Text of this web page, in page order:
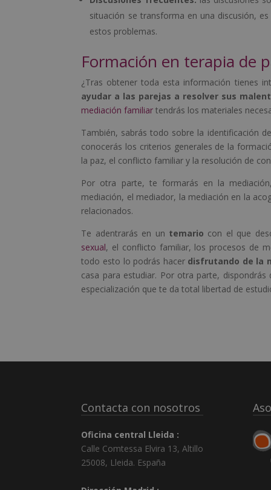
situación se transforma en una discusión,
estos problemas.
Formación en terapia de
¿Tras obtener toda esta información tienes
ayudar a las parejas a resolver sus
mediación familiar tendrás los materiales
También, sabrás todo sobre la identificación
conocerás los criterios generales de la
la paz, el conflicto familiar y la resolución de
Por otra parte, te formarás en la
mediación, el mediador, la mediación en la
relacionados.
Te adentrarás en un temario con el que
sexual, el conflicto familiar, los procesos de
todo esto lo podrás hacer disfrutando de la
casa para estudiar. Por otra parte,
especialización que te da total libertad de
Contacta con nosotros
Oficina central Lleida :
Calle Comtessa Elvira 13, Altillo
25008, Lleida. España